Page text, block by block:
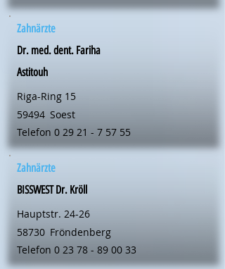
Zahnärzte
Dr. med. dent. Fariha
Astitouh
Riga-Ring 15
59494 Soest
Telefon 0 29 21 - 7 57 55
Zahnärzte
BISSWEST Dr. Kröll
Hauptstr. 24-26
58730 Fröndenberg
Telefon 0 23 78 - 89 00 33